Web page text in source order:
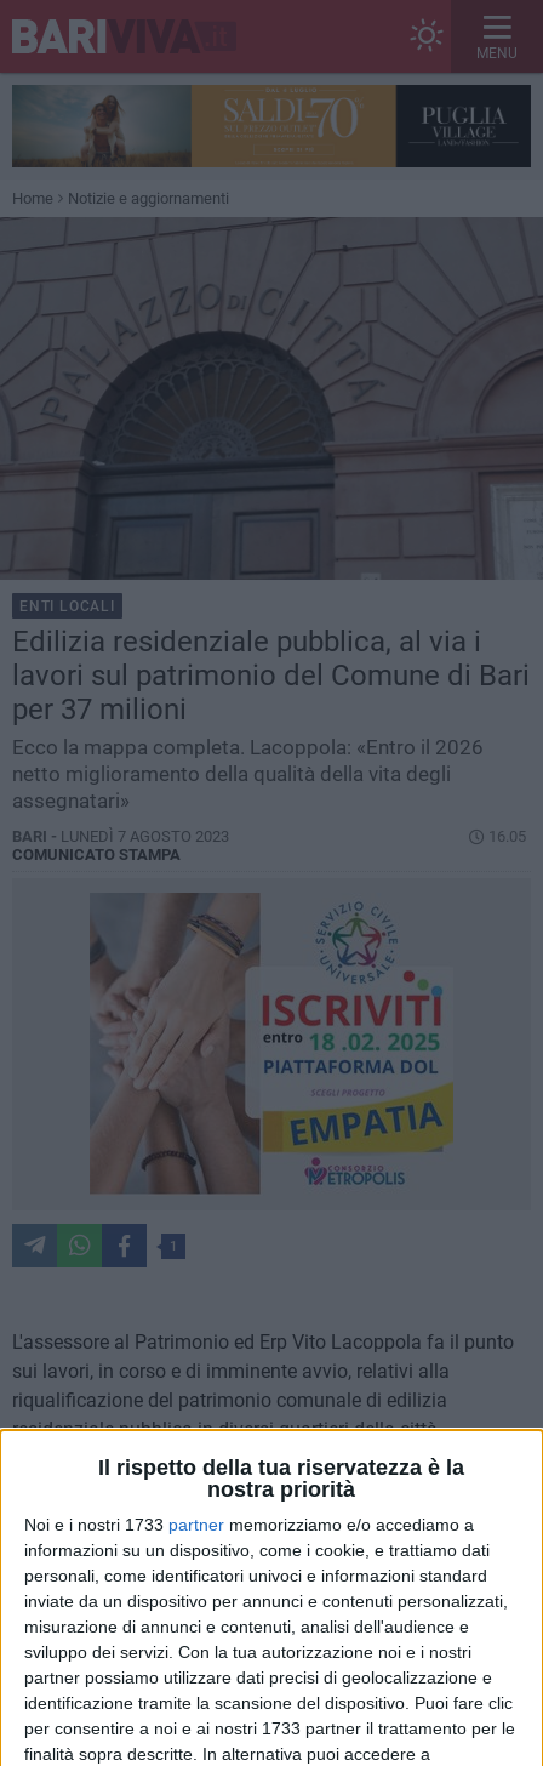
Il rispetto della tua riservatezza è la
nostra priorità
Noi e i nostri 1733 partner memorizziamo e/o accediamo a
informazioni su un dispositivo, come i cookie, e trattiamo dati
personali, come identificatori univoci e informazioni standard
inviate da un dispositivo per annunci e contenuti personalizzati,
misurazione di annunci e contenuti, analisi dell'audience e
sviluppo dei servizi. Con la tua autorizzazione noi e i nostri
partner possiamo utilizzare dati precisi di geolocalizzazione e
identificazione tramite la scansione del dispositivo. Puoi fare clic
per consentire a noi e ai nostri 1733 partner il trattamento per le
finalità sopra descritte. In alternativa puoi accedere a
MENU
Home Notizie e aggiornamenti
ENTI LOCALI
Edilizia residenziale pubblica, al via i
lavori sul patrimonio del Comune di Bari
per 37 milioni
Ecco la mappa completa. Lacoppola: «Entro il 2026
netto miglioramento della qualità della vita degli
assegnatari»
BARI - LUNEDÌ 7 AGOSTO 2023
16.05
COMUNICATO STAMPA
1
L'assessore al Patrimonio ed Erp Vito Lacoppola fa il punto
sui lavori, in corso e di imminente avvio, relativi alla
riqualificazione del patrimonio comunale di edilizia
residenziale pubblica in diversi quartieri della città.
«Grazie a un intenso lavoro di programmazione svolto negli
ultimi due anni, per il quale ringrazio il direttore e i tecnici
degli uffici della ripartizione Patrimonio ed Erp - commenta
Vito Lacoppola-, siamo riusciti a intercettare tutte le linee di
finanziamento possibili, a cominciare dal PNC e dal PINQUA
del PNNR, senza tralasciare ovviamente i fondi regionali
disponibili, mettendo in campo interventi per oltre 37 milioni
di euro che entro il 2026 miglioreranno nettamente la qualità
della vita degli assegnatari degli alloggi comunali di Erp, con
un netto risparmio anche in termini energetici e ambientali.